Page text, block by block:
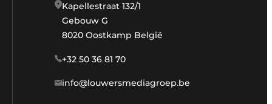
Kapellestraat 132/1
Gebouw G
8020 Oostkamp België
+32 50 36 81 70
info@louwersmediagroep.be